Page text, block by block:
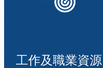
工作及職業資源